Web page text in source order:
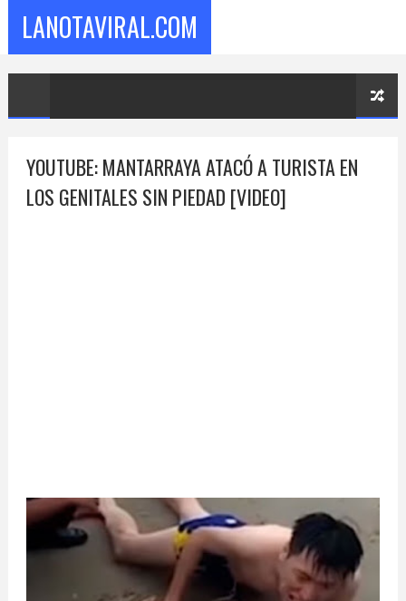
LANOTAVIRAL.COM
YOUTUBE: MANTARRAYA ATACÓ A TURISTA EN
LOS GENITALES SIN PIEDAD [VIDEO]